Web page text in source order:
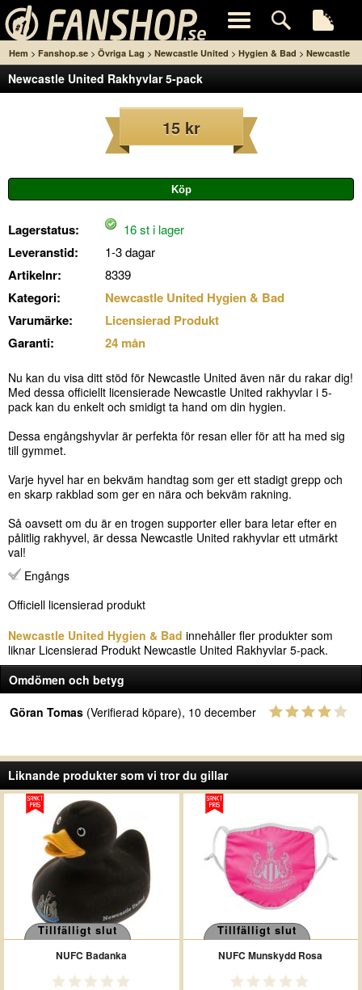
Hem > Fanshop.se > Övriga Lag > Newcastle United > Hygien & Bad > Newcastle
United Rakhyvlar 5-pack
Newcastle United Rakhyvlar 5-pack
15 kr
Lagerstatus: 16 st i lager
Leveranstid: 1-3 dagar
Artikelnr: 8339
Kategori:
Newcastle United Hygien & Bad
Varumärke:
Licensierad Produkt
Garanti:
24 mån
Nu kan du visa ditt stöd för Newcastle United även när du rakar dig!
Med dessa officiellt licensierade Newcastle United rakhyvlar i 5-
pack kan du enkelt och smidigt ta hand om din hygien.
Dessa engångshyvlar är perfekta för resan eller för att ha med sig
till gymmet.
Varje hyvel har en bekväm handtag som ger ett stadigt grepp och
en skarp rakblad som ger en nära och bekväm rakning.
Så oavsett om du är en trogen supporter eller bara letar efter en
pålitlig rakhyvel, är dessa Newcastle United rakhyvlar ett utmärkt
val!
Engångs
Officiell licensierad produkt
Newcastle United Hygien & Bad innehåller fler produkter som
liknar Licensierad Produkt Newcastle United Rakhyvlar 5-pack.
Omdömen och betyg
Göran Tomas (Verifierad köpare), 10 december
Liknande produkter som vi tror du gillar
Tillfälligt slut
NUFC Badanka
Tillfälligt slut
NUFC Munskydd Rosa